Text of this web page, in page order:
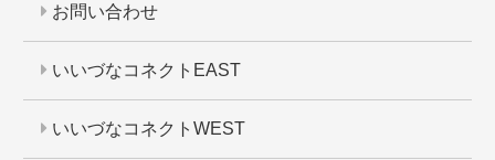
お問い合わせ
いいづなコネクトEAST
いいづなコネクトWEST